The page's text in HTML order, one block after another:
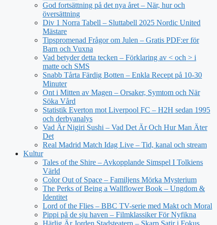
God fortsättning på det nya året – När, hur och
översättning
Div 1 Norra Tabell – Sluttabell 2025 Nordic United
Mästare
Tipspromenad Frågor om Julen – Gratis PDF:er för
Barn och Vuxna
Vad betyder detta tecken – Förklaring av < och > i
matte och SMS
Snabb Tårta Färdig Botten – Enkla Recept på 10-30
Minuter
Ont i Mitten av Magen – Orsaker, Symtom och När
Söka Vård
Statistik Everton mot Liverpool FC – H2H sedan 1995
och derbyanalys
Vad Är Nigiri Sushi – Vad Det Är Och Hur Man Äter
Det
Real Madrid Match Idag Live – Tid, kanal och stream
Kultur
Tales of the Shire – Avkopplande Simspel I Tolkiens
Värld
Color Out of Space – Familjens Mörka Mysterium
The Perks of Being a Wallflower Book – Ungdom &
Identitet
Lord of the Flies – BBC TV-serie med Makt och Moral
Pippi på de sju haven – Filmklassiker För Nyfikna
Härlig Är Jorden Stadsteatern – Skarp Satir i Fokus